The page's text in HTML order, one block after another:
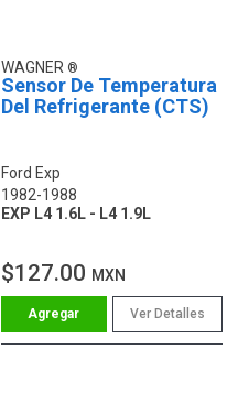
WAGNER
Sensor De Temperatura
Del Refrigerante (CTS)
Ford Exp
1982-1988
EXP L4 1.6L - L4 1.9L
$127.00 MXN
Ver Detalles